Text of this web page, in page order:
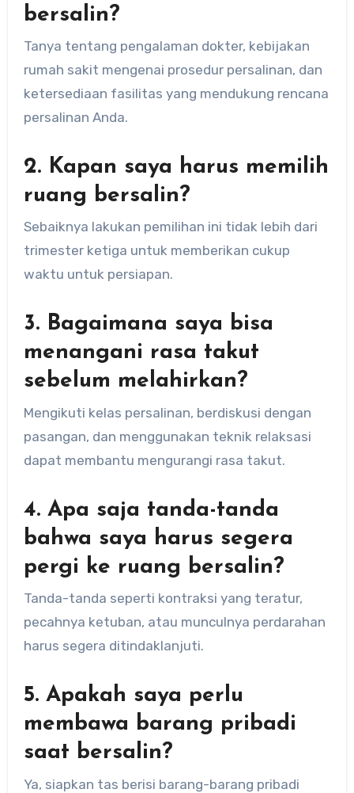
bersalin?
Tanya tentang pengalaman dokter, kebijakan
rumah sakit mengenai prosedur persalinan, dan
ketersediaan fasilitas yang mendukung rencana
persalinan Anda.
2. Kapan saya harus memilih
ruang bersalin?
Sebaiknya lakukan pemilihan ini tidak lebih dari
trimester ketiga untuk memberikan cukup
waktu untuk persiapan.
3. Bagaimana saya bisa
menangani rasa takut
sebelum melahirkan?
Mengikuti kelas persalinan, berdiskusi dengan
pasangan, dan menggunakan teknik relaksasi
dapat membantu mengurangi rasa takut.
4. Apa saja tanda-tanda
bahwa saya harus segera
pergi ke ruang bersalin?
Tanda-tanda seperti kontraksi yang teratur,
pecahnya ketuban, atau munculnya perdarahan
harus segera ditindaklanjuti.
5. Apakah saya perlu
membawa barang pribadi
saat bersalin?
Ya, siapkan tas berisi barang-barang pribadi